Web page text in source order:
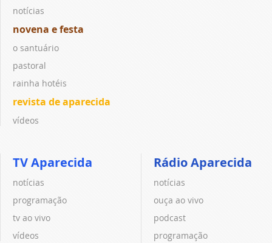
notícias
novena e festa
o santuário
pastoral
rainha hotéis
revista de aparecida
vídeos
TV Aparecida
notícias
programação
tv ao vivo
vídeos
Rádio Aparecida
notícias
ouça ao vivo
podcast
programação